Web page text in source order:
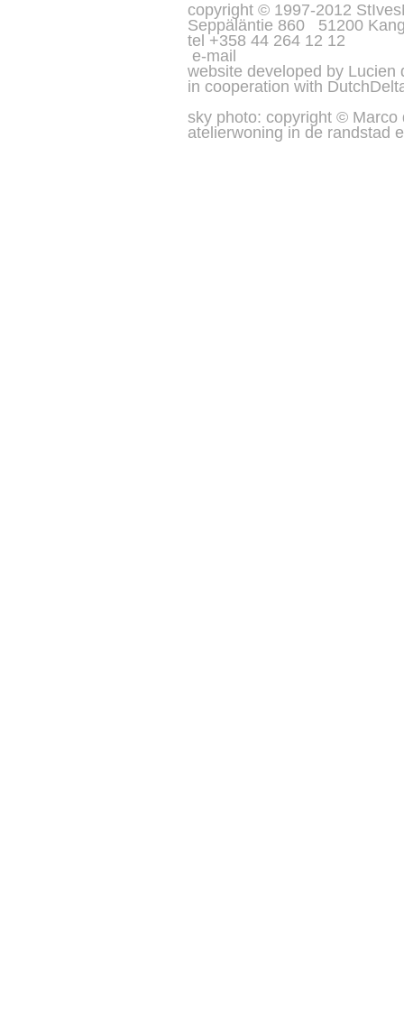
copyright © 1997-2012
Seppäläntie 860 51200
tel +358 44 264 12 12
e-mail
website developed by Lucien
in cooperation with
sky photo: copyright © Marco
atelierwoning in de randstad